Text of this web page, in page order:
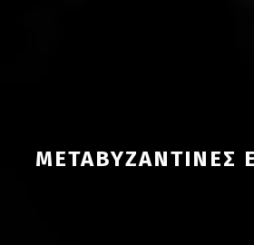
ΜΕΤΑΒΥΖΑΝΤΙΝΕΣ